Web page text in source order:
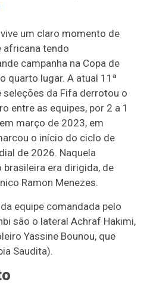
um claro momento de
africana tendo
campanha na Copa de
quarto lugar. A atual 11ª
da Fifa derrotou o
entre as equipes, por 2 a 1
março de 2023, em
o início do ciclo de
de 2026. Naquela
era dirigida, de
Ramon Menezes.
equipe comandada pelo
são o lateral Achraf Hakimi,
Yassine Bounou, que
Saudita).